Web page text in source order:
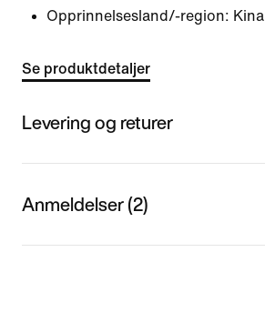
Opprinnelsesland/-region: Kina
Se produktdetaljer
Levering og returer
Anmeldelser (2)